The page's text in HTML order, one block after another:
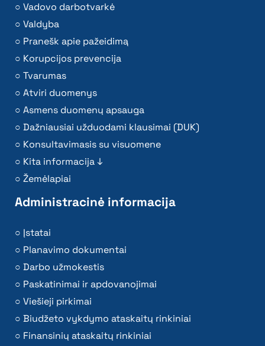
Vadovo darbotvarkė
Valdyba
Pranešk apie pažeidimą
Korupcijos prevencija
Tvarumas
Atviri duomenys
Asmens duomenų apsauga
Dažniausiai užduodami klausimai (DUK)
Konsultavimasis su visuomene
Kita informacija ↓
Žemėlapiai
Administracinė informacija
Įstatai
Planavimo dokumentai
Darbo užmokestis
Paskatinimai ir apdovanojimai
Viešieji pirkimai
Biudžeto vykdymo ataskaitų rinkiniai
Finansinių ataskaitų rinkiniai